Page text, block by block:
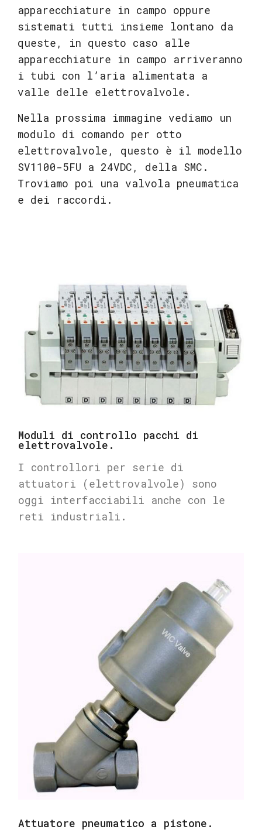
apparecchiature in campo oppure
sistemati tutti insieme lontano da
queste, in questo caso alle
apparecchiature in campo arriveranno
i tubi con l’aria alimentata a
valle delle elettrovalvole.
Nella prossima immagine vediamo un
modulo di comando per otto
elettrovalvole, questo è il modello
SV1100-5FU a 24VDC, della SMC.
Troviamo poi una valvola pneumatica
e dei raccordi.
Moduli di controllo pacchi di
elettrovalvole.
I controllori per serie di
attuatori (elettrovalvole) sono
oggi interfacciabili anche con le
reti industriali.
Attuatore pneumatico a pistone.